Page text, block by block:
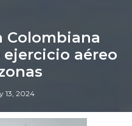
Colombiana
aéreo
13, 2024